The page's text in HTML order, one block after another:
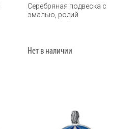
Серебряная подвеска с
эмалью, родий
Нет в наличии